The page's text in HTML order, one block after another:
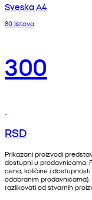
Sveska A4
80 listova
300
RSD
Prikazani proizvodi
dostupni u prodavnicama.
cena, količine i
odabranim
razlikovati od stvarnih